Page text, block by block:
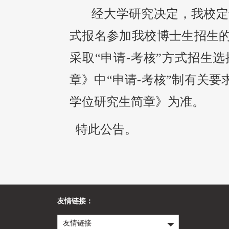
经大学研究决定，我校
式报名参加我校博士生招生
采取“申请-考核”方式招生
章》中“申请-考核”制有关要
学位研究生简章》为准。
特此公告。
友情链接：
友情链接